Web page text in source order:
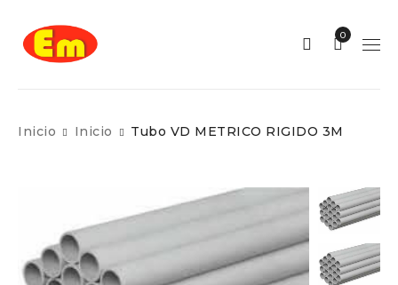
0
Inicio Inicio Tubo VD METRICO RIGIDO 3M